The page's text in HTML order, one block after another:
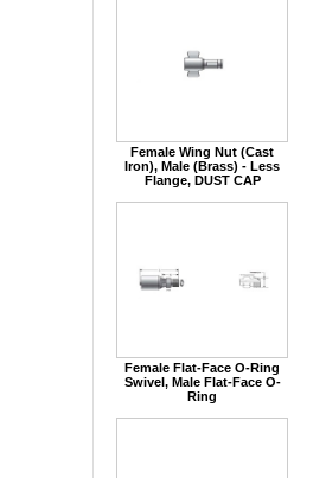
Female Wing Nut (Cast
Iron), Male (Brass) - Less
Flange, DUST CAP
Female Flat-Face O-Ring
Swivel, Male Flat-Face O-
Ring